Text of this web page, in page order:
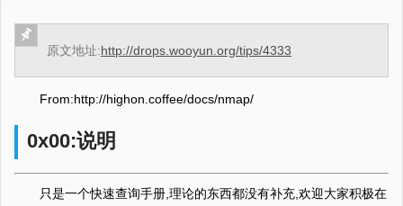
原文地址:http://drops.wooyun.org/tips/4333
From:http://highon.coffee/docs/nmap/
0x00:说明
只是一个快速查询手册,理论的东西都没有补充,欢迎大家积极在